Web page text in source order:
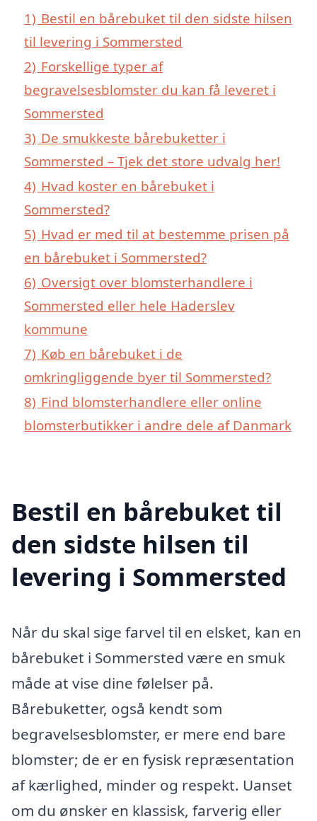
1) Bestil en bårebuket til den sidste hilsen
til levering i Sommersted
2) Forskellige typer af
begravelsesblomster du kan få leveret i
Sommersted
3) De smukkeste bårebuketter i
Sommersted – Tjek det store udvalg her!
4) Hvad koster en bårebuket i
Sommersted?
5) Hvad er med til at bestemme prisen på
en bårebuket i Sommersted?
6) Oversigt over blomsterhandlere i
Sommersted eller hele Haderslev
kommune
7) Køb en bårebuket i de
omkringliggende byer til Sommersted?
8) Find blomsterhandlere eller online
blomsterbutikker i andre dele af Danmark
Bestil en bårebuket til
den sidste hilsen til
levering i Sommersted
Når du skal sige farvel til en elsket, kan en
bårebuket i Sommersted være en smuk
måde at vise dine følelser på.
Bårebuketter, også kendt som
begravelsesblomster, er mere end bare
blomster; de er en fysisk repræsentation
af kærlighed, minder og respekt. Uanset
om du ønsker en klassisk, farverig eller